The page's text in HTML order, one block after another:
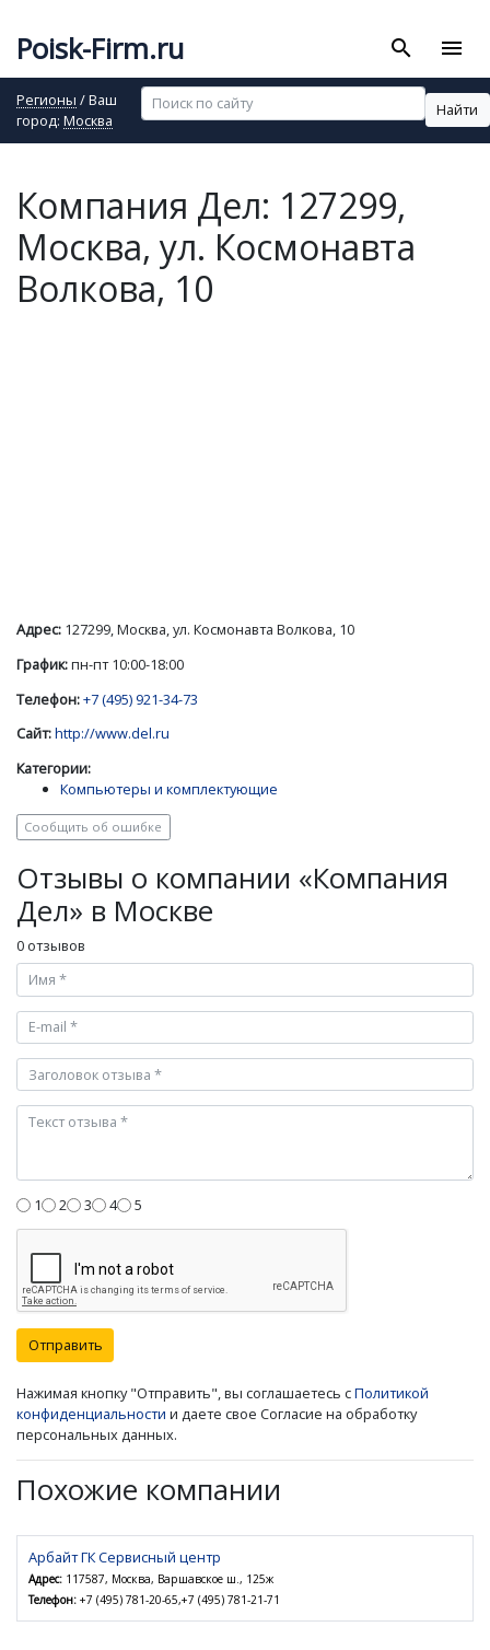
Poisk-Firm.ru search menu
Регионы / Ваш
город: Москва
Найти
Компания Дел: 127299,
Москва, ул. Космонавта
Волкова, 10
Адрес: 127299, Москва, ул. Космонавта Волкова, 10
График:пн-пт 10:00-18:00
Телефон:+7 (495) 921-34-73
Сайт:http://www.del.ru
Категории:
Компьютеры и комплектующие
Сообщить об ошибке
Отзывы о компании «Компания
Дел» в Москве
0 отзывов
1 2 3 4 5
Отправить
Нажимая кнопку "Отправить", вы соглашаетесь сПолитикой
конфиденциальности и даете свое Согласие на обработку
персональных данных.
Похожие компании
Арбайт ГК Сервисный центр
Адрес: 117587, Москва, Варшавское ш., 125ж
Телефон: +7 (495) 781-20-65,+7 (495) 781-21-71